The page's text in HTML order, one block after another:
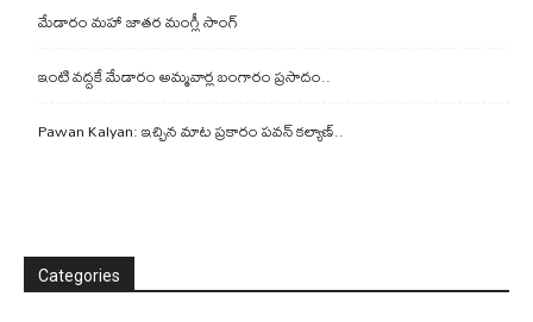
మేడారం మహా జాతర మంగ్లీ సాంగ్
ఇంటి వద్దకే మేడారం అమ్మవార్ల బంగారం ప్రసాదం..
Pawan Kalyan: ఇచ్చిన మాట ప్రకారం పవన్ కల్యాణ్..
Categories